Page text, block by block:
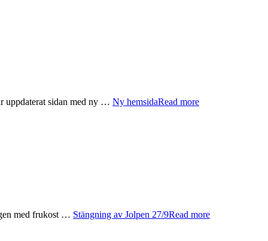
uppdaterat sidan med ny … Ny hemsidaRead more
med frukost … Stängning av Jolpen 27/9Read more